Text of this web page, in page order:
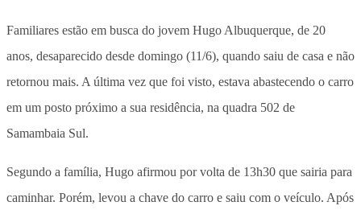
Familiares estão em busca do jovem Hugo Albuquerque, de 20
anos, desaparecido desde domingo (11/6), quando saiu de casa e não
retornou mais. A última vez que foi visto, estava abastecendo o carro
em um posto próximo a sua residência, na quadra 502 de
Samambaia Sul.
Segundo a família, Hugo afirmou por volta de 13h30 que sairia para
caminhar. Porém, levou a chave do carro e saiu com o veículo. Após